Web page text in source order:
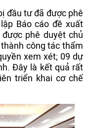
đầu tư đã được phê
Báo cáo đề xuất
phê duyệt chủ
công tác thẩm
xem xét; 09 dự
Đây là kết quả rất
triển khai cơ chế